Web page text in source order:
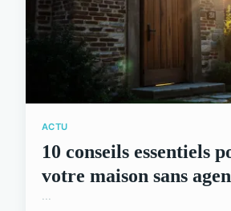
ACTU
10 conseils essentiels
votre maison sans
...